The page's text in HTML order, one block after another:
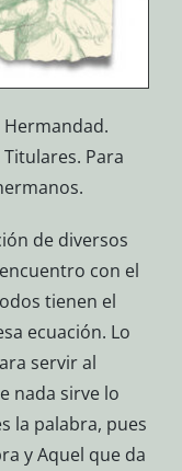
Para
de diversos
con el
tienen el
ecuación. Lo
servir al
nada sirve lo
la palabra, pues
y Aquel que da